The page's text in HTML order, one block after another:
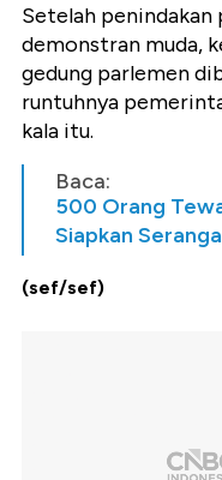
Setelah penindakan
demonstran muda,
gedung parlemen
runtuhnya
kala itu.
Baca:
500 Orang
Siapkan
(sef/sef)